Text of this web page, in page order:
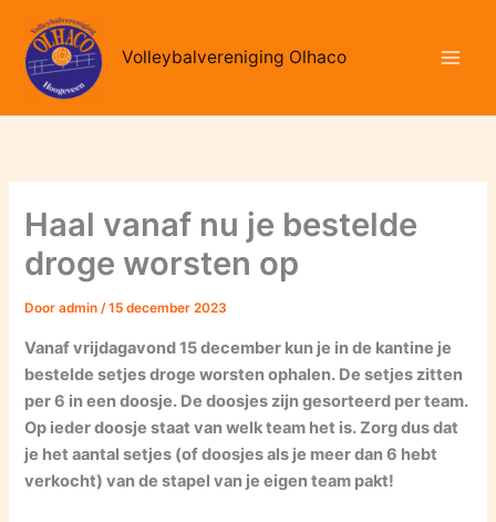
naar
inhoud
Volleybalvereniging Olhaco
Haal vanaf nu je bestelde
droge worsten op
Dooradmin/15 december 2023
Vanaf vrijdagavond 15 december kun je in de kantine je
bestelde setjes droge worsten ophalen. De setjes zitten
per 6 in een doosje. De doosjes zijn gesorteerd per team.
Op ieder doosje staat van welk team het is. Zorg dus dat
je het aantal setjes (of doosjes als je meer dan 6 hebt
verkocht) van de stapel van je eigen team pakt!